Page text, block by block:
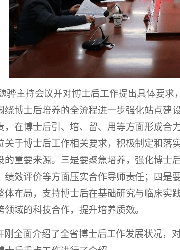
骅主持会议并对博士后工作提出具体要求
绕博士后培养的全流程进一步强化站点建
，在博士后引、培、留、用等方面形成合
关于博士后工作相关要求，积极制定和落
的重要来源。三是要聚焦培养，强化博士
绩效评价等方面压实合作导师责任；四是
体布局，支持博士后在基础研究与临床实
领域的科技合作，提升培养质效。
刚全面介绍了全省博士后工作发展状况，